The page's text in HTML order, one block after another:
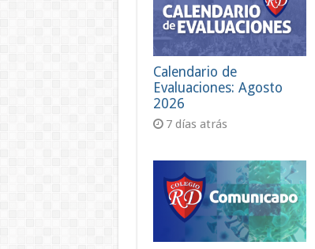
Calendario de
Evaluaciones: Agosto
2026
7 días atrás